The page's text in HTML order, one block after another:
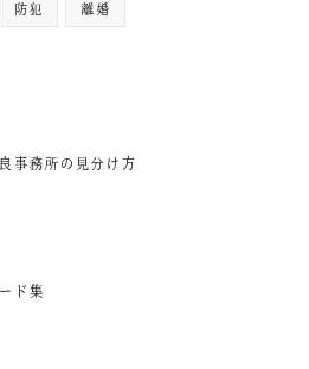
防犯 離婚
事務所の見分け方
ド集